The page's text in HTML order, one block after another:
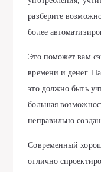
разберите
более
Это поможет вам
времени и денег.
это должно быть
большая
неправильно
Современный
отлично